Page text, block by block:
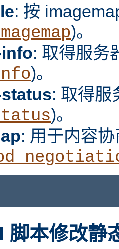
: 按
)。
: 取得服务
)。
: 取得服
)。
: 用于内容
脚本修改静